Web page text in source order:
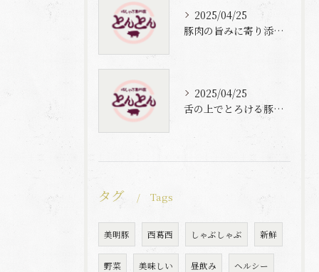
2025/04/25
豚肉の旨みに寄り添う自家製梅出汁の魅力
2025/04/25
舌の上でとろける豚肉と自家製梅出汁の魅力
タグ Tags
美明豚 西葛西 しゃぶしゃぶ 新鮮
野菜 美味しい 昼飲み ヘルシー